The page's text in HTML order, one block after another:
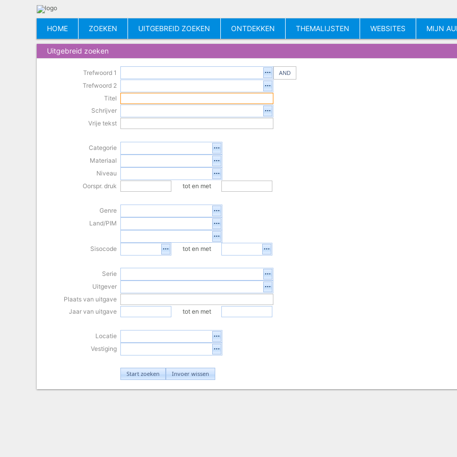
HOME ZOEKEN UITGEBREID ZOEKEN ONTDEKKEN THEMALIJSTEN WEBSITES MIJN
Uitgebreid zoeken
Trefwoord 1
AND
Trefwoord 2
Titel
Schrijver
Vrije tekst
Categorie
Materiaal
Niveau
Oorspr. druk
tot en met
Genre
Land/PIM
Sisocode tot en met
Serie
Uitgever
Plaats van uitgave
Jaar van uitgave
tot en met
Locatie
Vestiging
Start zoeken Invoer wissen